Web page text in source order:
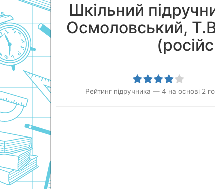
Шкільний
Осмоловський,
Рейтинг підручника — 4 на основі 2